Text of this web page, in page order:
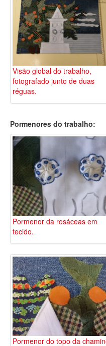
Visão global do trabalho,
fotografado junto de duas
réguas.
Pormenores do trabalho:
Pormenor da rosáceas em
tecido.
Pormenor do topo da